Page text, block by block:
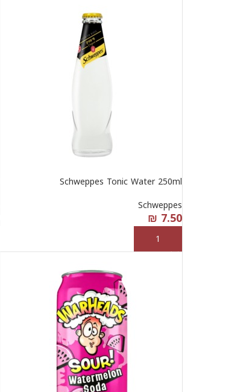
Schweppes Tonic Water 250ml
Schweppes
₪ 7.50
إضافة إلى السلة